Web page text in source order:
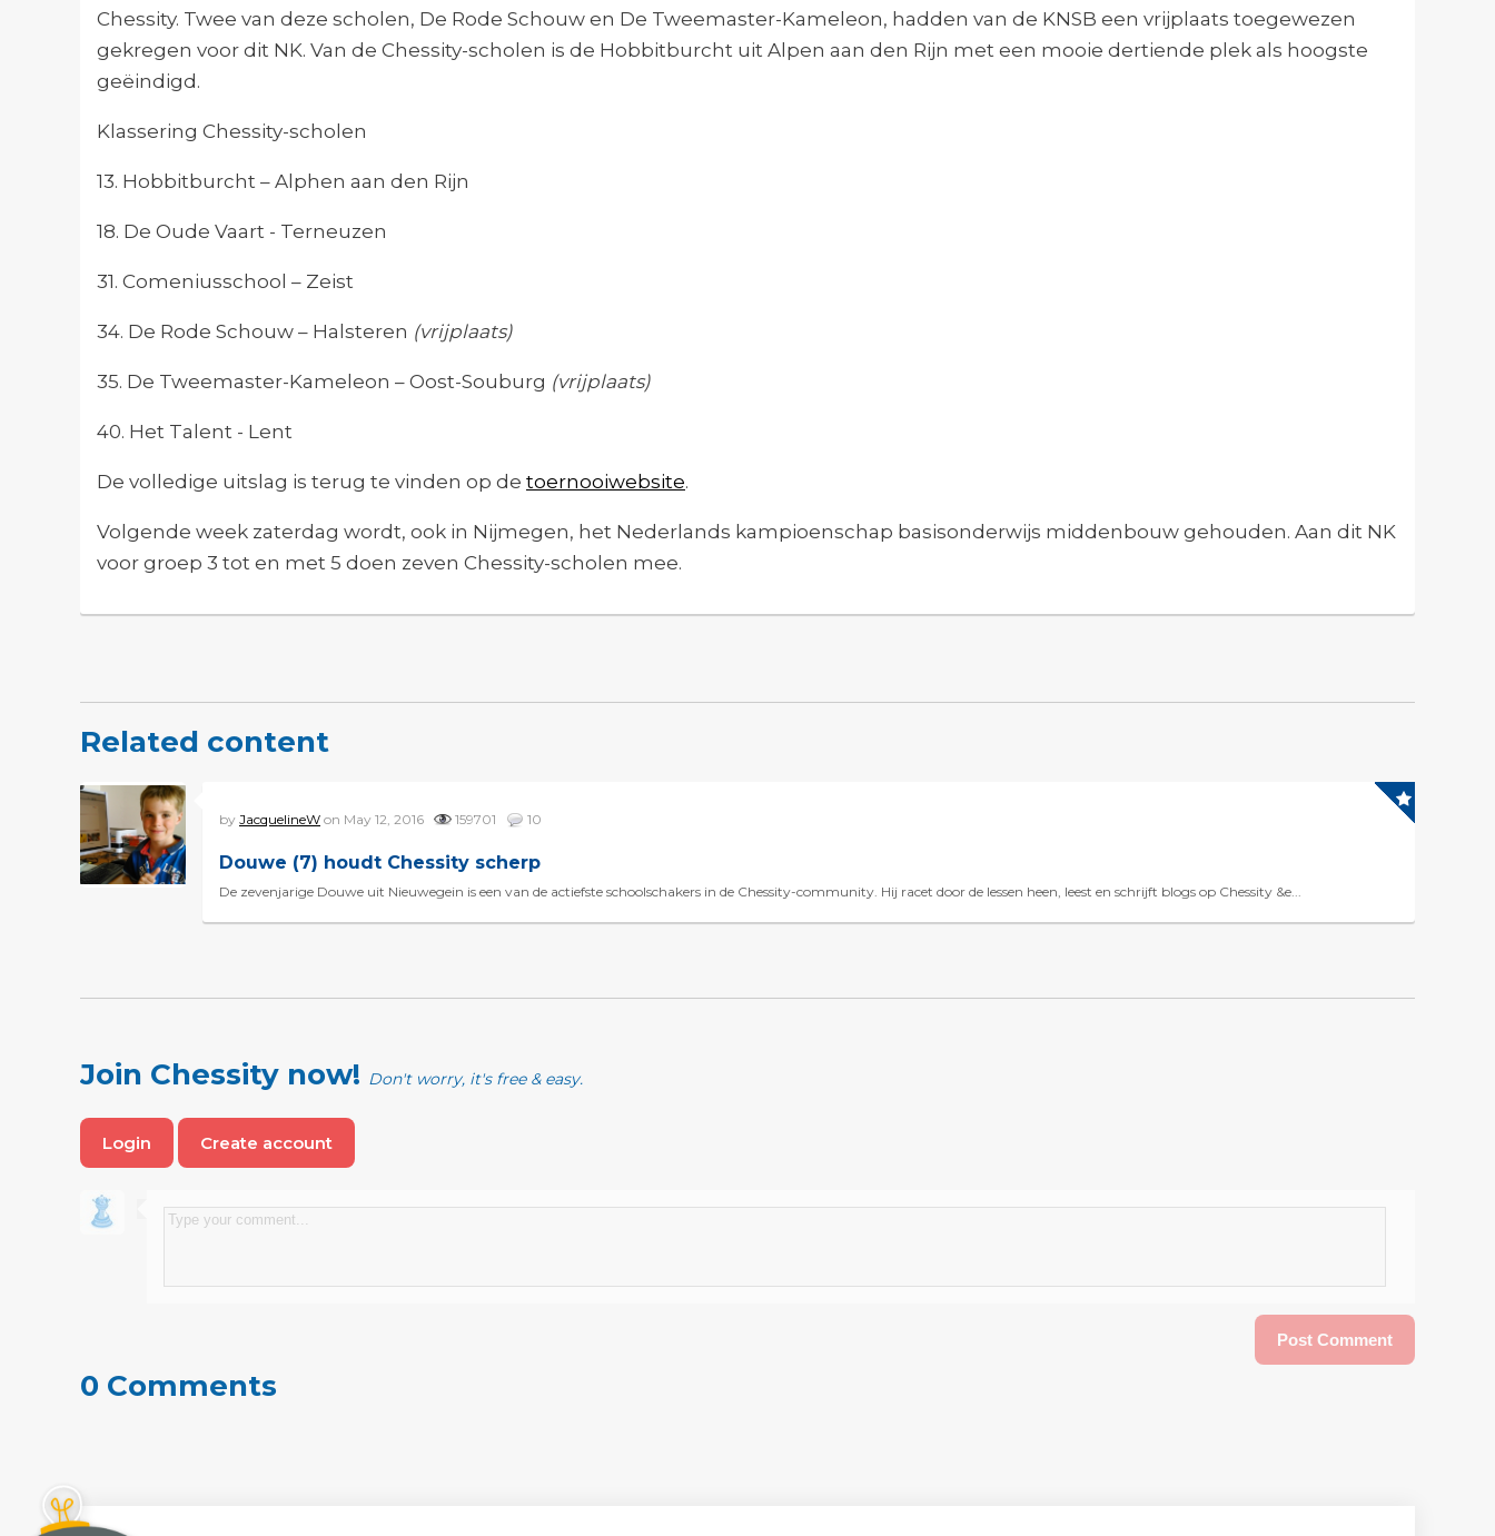
Chessity. Twee van deze scholen, De Rode Schouw en De Tweemaster-Kameleon, hadden van de KNSB een vrijplaats toegewezen
gekregen voor dit NK. Van de Chessity-scholen is de Hobbitburcht uit Alpen aan den Rijn met een mooie dertiende plek als hoogste
geëindigd.
Klassering Chessity-scholen
13. Hobbitburcht – Alphen aan den Rijn
18. De Oude Vaart - Terneuzen
31. Comeniusschool – Zeist
34. De Rode Schouw – Halsteren (vrijplaats)
35. De Tweemaster-Kameleon – Oost-Souburg (vrijplaats)
40. Het Talent - Lent
De volledige uitslag is terug te vinden op de toernooiwebsite.
Volgende week zaterdag wordt, ook in Nijmegen, het Nederlands kampioenschap basisonderwijs middenbouw ­­­­­gehouden. Aan dit NK
voor groep 3 tot en met 5 doen zeven Chessity-scholen mee.
Related content
by JacquelineW on May 12, 2016 159701 10
Douwe (7) houdt Chessity scherp
De zevenjarige Douwe uit Nieuwegein is een van de actiefste schoolschakers in de Chessity-community. Hij racet door de lessen heen, leest en schrijft blogs op Chessity &e...
Join Chessity now! Don't worry, it's free & easy.
Login Create account
0 Comments